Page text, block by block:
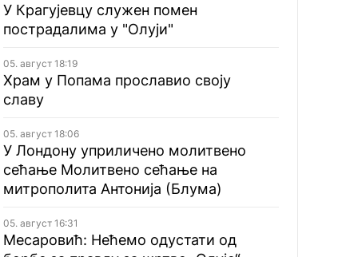
У Крагујевцу служен помен
пострадалима у "Олуји"
05. август 18:19
Храм у Попама прославио своју
славу
05. август 18:06
У Лондону уприличено молитвено
сећање Молитвено сећање на
митрополита Антонија (Блума)
05. август 16:31
Месаровић: Нећемо одустати од